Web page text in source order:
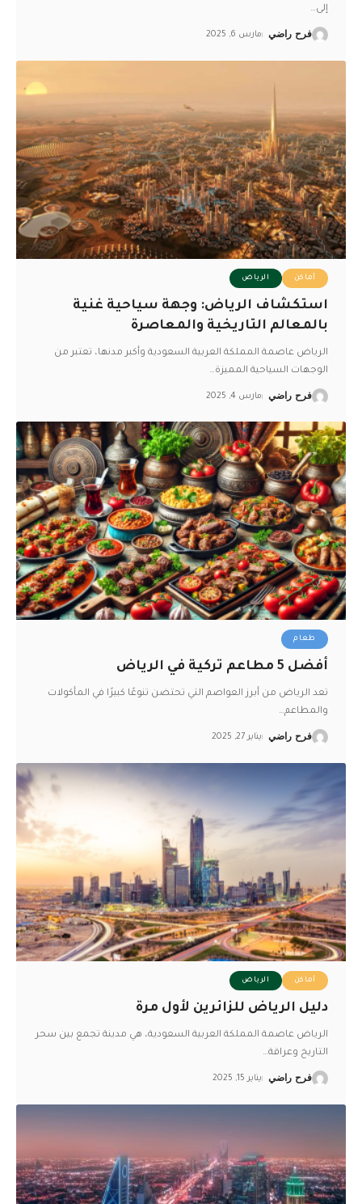
إلى…
فرح راضي مارس 6, 2025
أماكن الرياض
استكشاف الرياض: وجهة سياحية غنية
بالمعالم التاريخية والمعاصرة
الرياض عاصمة المملكة العربية السعودية وأكبر مدنها، تعتبر من
الوجهات السياحية المميزة…
فرح راضي مارس 4, 2025
طعام
أفضل 5 مطاعم تركية في الرياض
تعد الرياض من أبرز العواصم التي تحتضن تنوعًا كبيرًا في المأكولات
والمطاعم…
فرح راضي يناير 27, 2025
أماكن الرياض
دليل الرياض للزائرين لأول مرة
الرياض عاصمة المملكة العربية السعودية، هي مدينة تجمع بين سحر
التاريخ وعراقة…
فرح راضي يناير 15, 2025